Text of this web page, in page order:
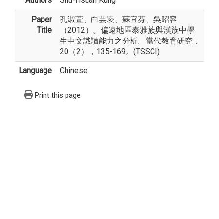
Paper
Title
孔淑萱、白芸凌、蘇宜芬、吳昭容
（2012）。偏遠地區泰雅族與漢族中學
生中文識讀能力之分析。當代教育研究，
20（2），135-169。(TSSCI)
Language Chinese
Print this page